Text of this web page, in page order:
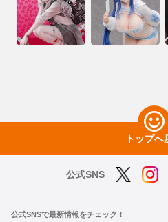
トップへ
公式SNS
公式SNSで最新情報をチェック！